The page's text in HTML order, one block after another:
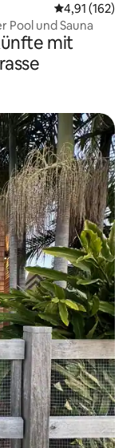
4,91 (162)
Pool und Sauna
mit